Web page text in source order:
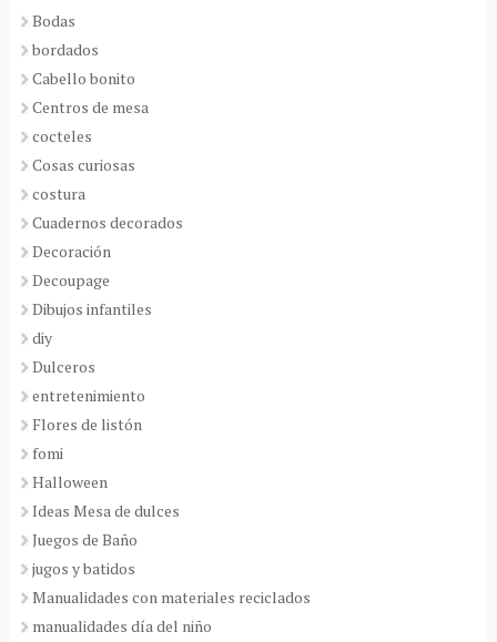
Bodas
bordados
Cabello bonito
Centros de mesa
cocteles
Cosas curiosas
costura
Cuadernos decorados
Decoración
Decoupage
Dibujos infantiles
diy
Dulceros
entretenimiento
Flores de listón
fomi
Halloween
Ideas Mesa de dulces
Juegos de Baño
jugos y batidos
Manualidades con materiales reciclados
manualidades día del niño